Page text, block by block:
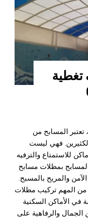
تغطية
المسابح من
فهي ليست
للاستمتاع والترفيه
بمظلات مسابح
والمريح بالمسبح.
من المهم تركيب مظلات
في الأماكن السكنية
الجمال والرفاهية على